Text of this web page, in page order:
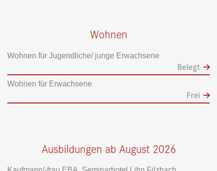
Wohnen
Wohnen für Jugendliche/ junge Erwachsene
Belegt
Wohnen für Erwachsene
Frei
Ausbildungen ab August 2026